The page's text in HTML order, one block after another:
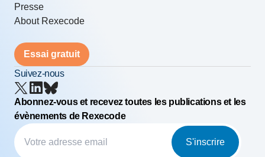
Presse
About Rexecode
Essai gratuit
Suivez-nous
Abonnez-vous et recevez toutes les publications et les
évènements de Rexecode
S'inscrire